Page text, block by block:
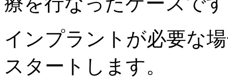
インプラントが必要な
スタートします。